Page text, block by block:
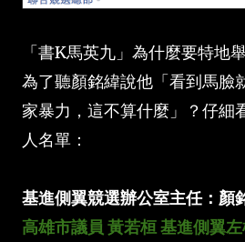
「書K馬英九」為什麼要特地
為了聽顏銘緯說他「看到馬臉
家暴力，這不算什麼」？仔細
人名單：
基進側翼競選辦公室主任：顏
高雄市議員 黃若桓 基進側翼